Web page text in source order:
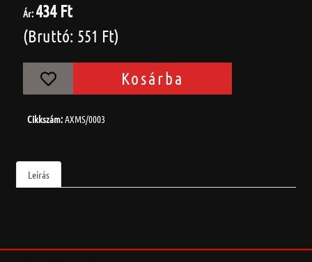
Ár: 434 Ft
(Bruttó: 551 Ft)
Kosárba
Cikkszám:AXMS/0003
Leírás